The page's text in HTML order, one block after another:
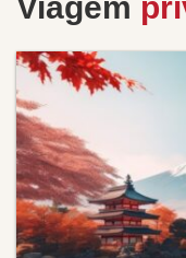
Viagem